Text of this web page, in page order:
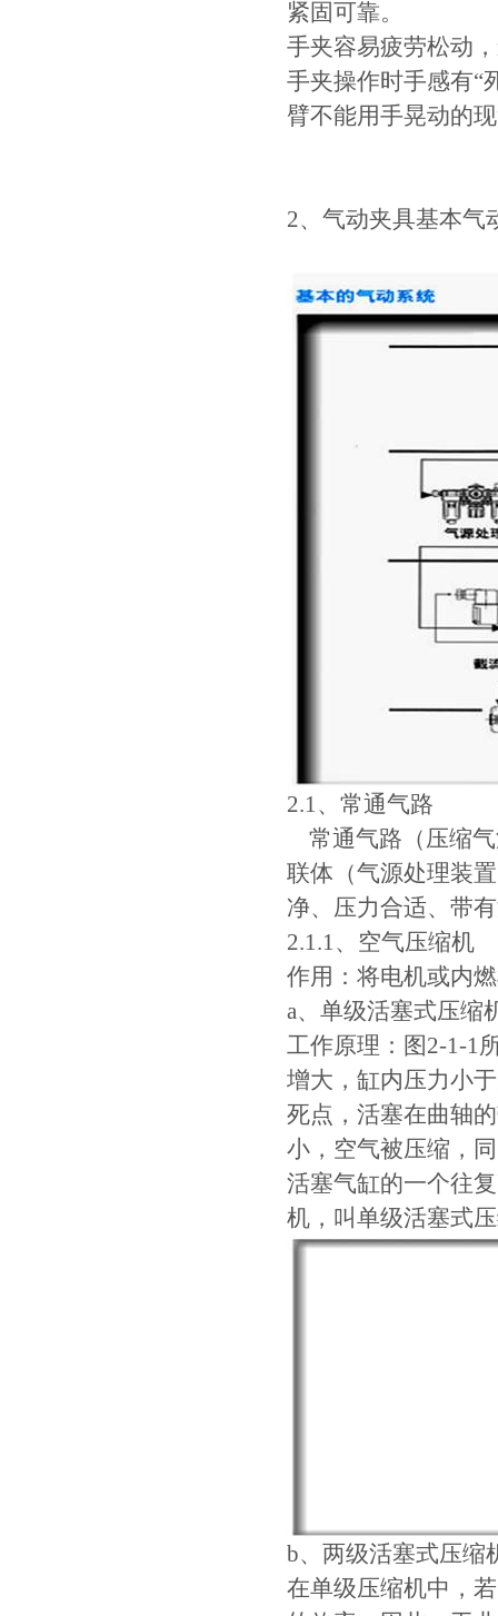
紧固可靠。
手夹容易疲劳松动
手夹操作时手感有“
臂不能用手晃动的
2、气动夹具基本气
2.1、常通气路
常通气路（压缩
联体（气源处理装
净、压力合适、带
2.1.1、空气压缩机
作用：将电机或内
a、单级活塞式压缩
工作原理：图2-1-1
增大，缸内压力小
死点，活塞在曲轴
小，空气被压缩，
活塞气缸的一个往
机，叫单级活塞式
b、两级活塞式压缩
在单级压缩机中，